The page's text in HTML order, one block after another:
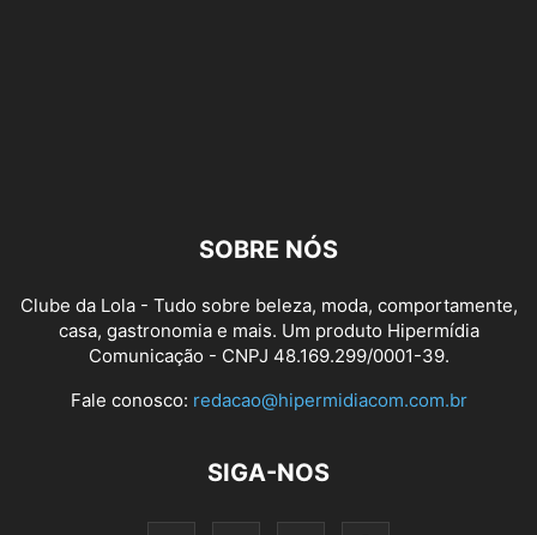
SOBRE NÓS
Clube da Lola - Tudo sobre beleza, moda, comportamente,
casa, gastronomia e mais. Um produto Hipermídia
Comunicação - CNPJ 48.169.299/0001-39.
Fale conosco: redacao@hipermidiacom.com.br
SIGA-NOS